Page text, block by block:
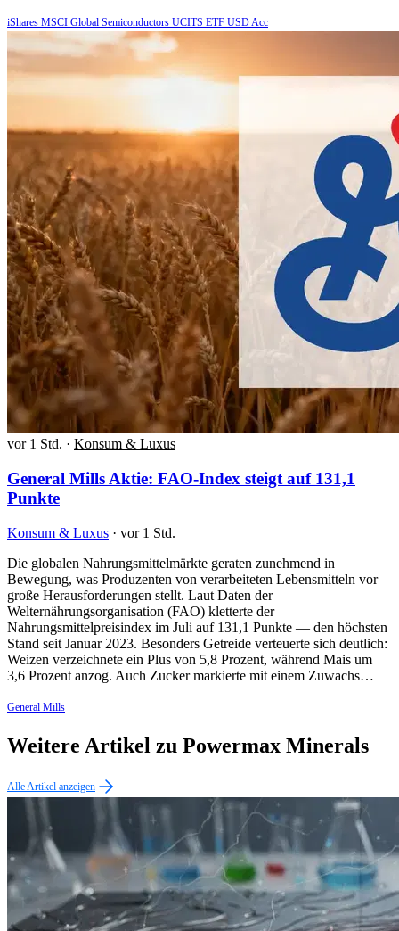
iShares MSCI Global Semiconductors UCITS ETF USD Acc
vor 1 Std. · Konsum & Luxus
General Mills Aktie: FAO-Index steigt auf 131,1
Punkte
Konsum & Luxus · vor 1 Std.
Die globalen Nahrungsmittelmärkte geraten zunehmend in
Bewegung, was Produzenten von verarbeiteten Lebensmitteln vor
große Herausforderungen stellt. Laut Daten der
Welternährungsorganisation (FAO) kletterte der
Nahrungsmittelpreisindex im Juli auf 131,1 Punkte — den höchsten
Stand seit Januar 2023. Besonders Getreide verteuerte sich deutlich:
Weizen verzeichnete ein Plus von 5,8 Prozent, während Mais um
3,6 Prozent anzog. Auch Zucker markierte mit einem Zuwachs…
General Mills
Weitere Artikel zu Powermax Minerals
Alle Artikel anzeigen